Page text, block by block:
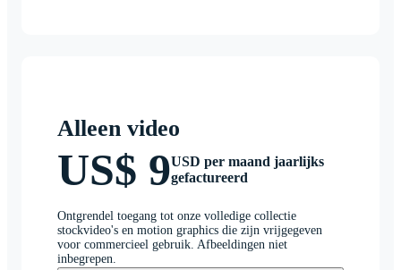
Alleen video
US$ 9USD per maand jaarlijks
gefactureerd
Ontgrendel toegang tot onze volledige collectie
stockvideo's en motion graphics die zijn vrijgegeven
voor commercieel gebruik. Afbeeldingen niet
inbegrepen.